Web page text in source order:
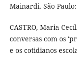
Mainardi. São
CASTRO, Maria
conversas com os
e os cotidianos